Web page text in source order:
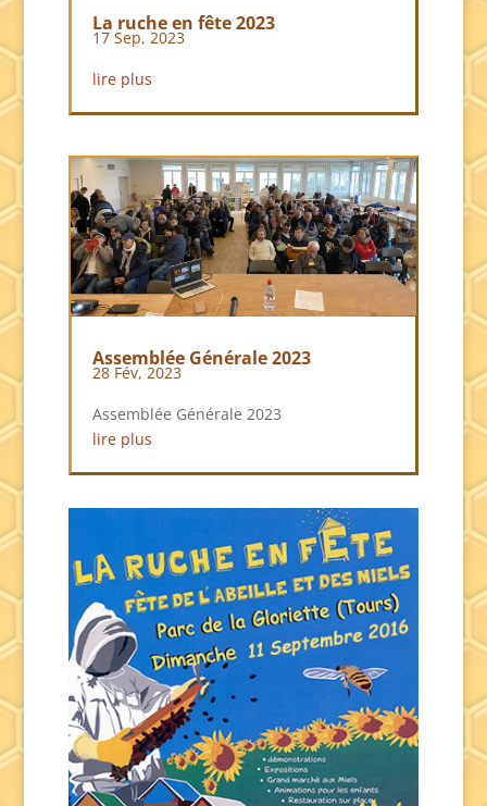
La ruche en fête 2023
17 Sep, 2023
lire plus
Assemblée Générale 2023
28 Fév, 2023
Assemblée Générale 2023
lire plus